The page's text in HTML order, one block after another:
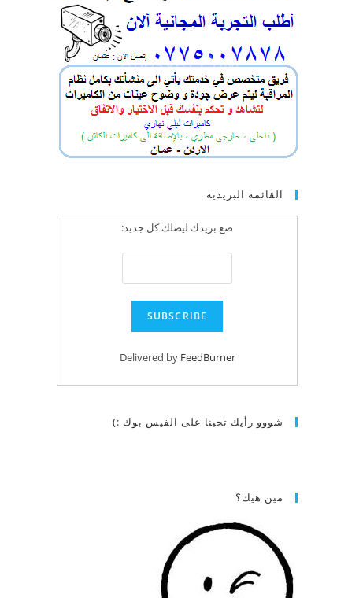
القائمه البريديه
ضع بريدك ليصلك كل جديد:
Delivered by FeedBurner
شووو رأيك تحبنا على الفيس بوك :)
مين هيك؟